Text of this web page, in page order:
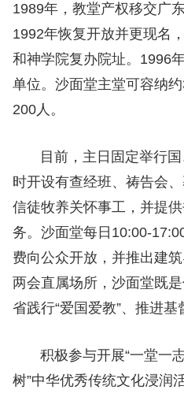
1989年，教堂产权移交广
1992年恢复开放并更现名
和神学院复办院址。1996
单位。沙面堂主堂可容纳
200人。
目前，主日固定举行
时开设有查经班、祷告会
信徒牧养关怀事工，并提
务。沙面堂每日10:00-
费向公众开放，并推出建
两会直属场所，沙面堂既
省践行“爱国爱教”、推进基
积极参与开展“一堂一
树”中华优秀传统文化浸润